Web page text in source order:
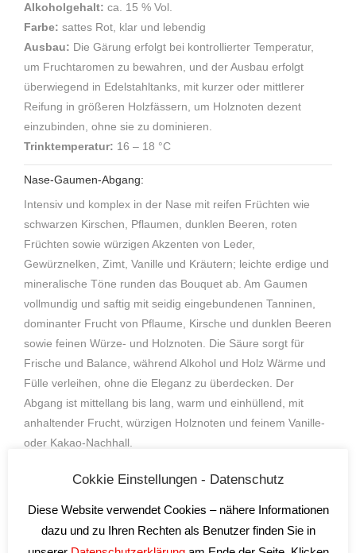
Alkoholgehalt: ca. 15 % Vol.
Farbe: sattes Rot, klar und lebendig
Ausbau: Die Gärung erfolgt bei kontrollierter Temperatur,
um Fruchtaromen zu bewahren, und der Ausbau erfolgt
überwiegend in Edelstahltanks, mit kurzer oder mittlerer
Reifung in größeren Holzfässern, um Holznoten dezent
einzubinden, ohne sie zu dominieren.
Trinktemperatur: 16 – 18 °C
Nase-Gaumen-Abgang:
Intensiv und komplex in der Nase mit reifen Früchten wie
schwarzen Kirschen, Pflaumen, dunklen Beeren, roten
Früchten sowie würzigen Akzenten von Leder,
Gewürznelken, Zimt, Vanille und Kräutern; leichte erdige und
mineralische Töne runden das Bouquet ab. Am Gaumen
vollmundig und saftig mit seidig eingebundenen Tanninen,
dominanter Frucht von Pflaume, Kirsche und dunklen Beeren
sowie feinen Würze- und Holznoten. Die Säure sorgt für
Frische und Balance, während Alkohol und Holz Wärme und
Fülle verleihen, ohne die Eleganz zu überdecken. Der
Abgang ist mittellang bis lang, warm und einhüllend, mit
anhaltender Frucht, würzigen Holznoten und feinem Vanille-
oder Kakao-Nachhall.
Marinaden, kräftige Pastagerichte mit Tomaten und Kräutern,
gereifte Käse wie Pecorino oder Parmesan, aber auch zu
Cokkie Einstellungen - Datenschutz
Diese Website verwendet Cookies – nähere Informationen
dazu und zu Ihren Rechten als Benutzer finden Sie in